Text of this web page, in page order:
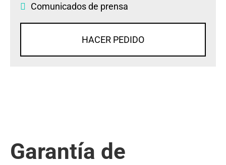
Comunicados de prensa
HACER PEDIDO
Garantía de